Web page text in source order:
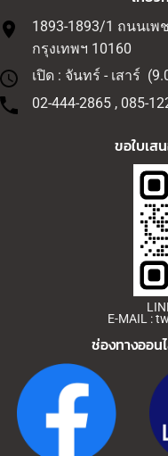
1893-1893/1 ถนนเพ
กรุงเทพฯ 10160
เปิด : จันทร์ - เสาร์
02-444-2865 , 085-
ขอใบเส
E-MAIL :
ช่องทางออน